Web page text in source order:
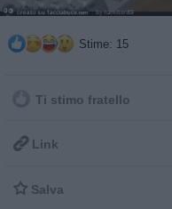
Stime: 15
Ti stimo fratello
 Link
 Salva